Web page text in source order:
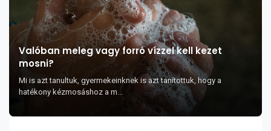
Valóban meleg vagy forró vízzel kell kezet
mosni?
Mi is azt tanultuk, gyermekeinknek is azt tanítottuk, hogy a
hatékony kézmosáshoz a m...